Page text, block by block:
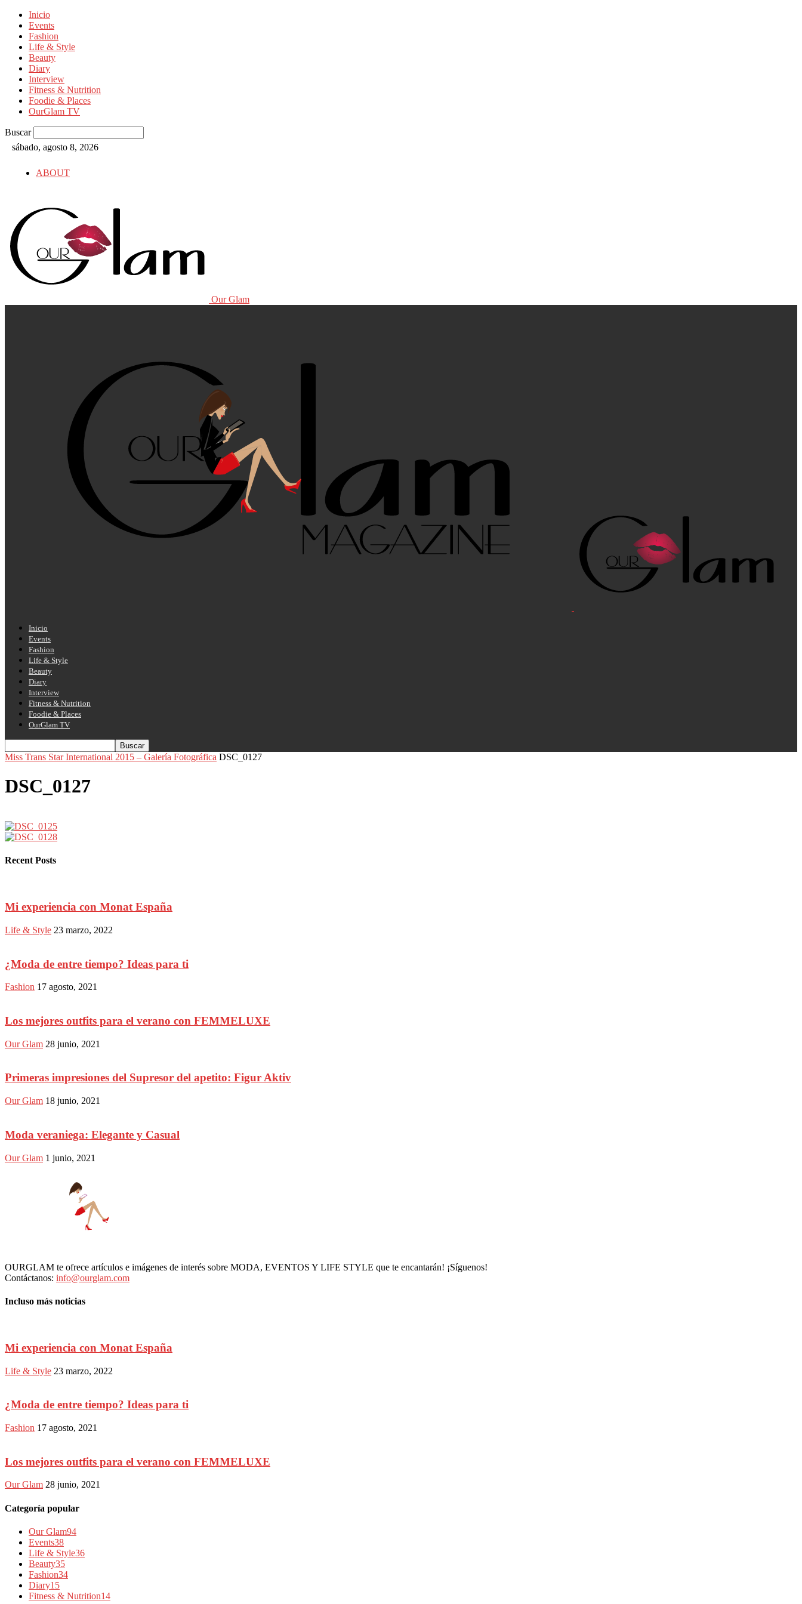
Inicio
Events
Fashion
Life & Style
Beauty
Diary
Interview
Fitness & Nutrition
Foodie & Places
OurGlam TV
Buscar
sábado, agosto 8, 2026
ABOUT
Our Glam
Inicio
Events
Fashion
Life & Style
Beauty
Diary
Interview
Fitness & Nutrition
Foodie & Places
OurGlam TV
Miss Trans Star International 2015 – Galería Fotográfica DSC_0127
DSC_0127
Recent Posts
Mi experiencia con Monat España
Life & Style 23 marzo, 2022
¿Moda de entre tiempo? Ideas para ti
Fashion 17 agosto, 2021
Los mejores outfits para el verano con FEMMELUXE
Our Glam 28 junio, 2021
Primeras impresiones del Supresor del apetito: Figur Aktiv
Our Glam 18 junio, 2021
Moda veraniega: Elegante y Casual
Our Glam 1 junio, 2021
OURGLAM te ofrece artículos e imágenes de interés sobre MODA, EVENTOS Y LIFE STYLE que te encantarán! ¡Síguenos!
Contáctanos: info@ourglam.com
Incluso más noticias
Mi experiencia con Monat España
Life & Style 23 marzo, 2022
¿Moda de entre tiempo? Ideas para ti
Fashion 17 agosto, 2021
Los mejores outfits para el verano con FEMMELUXE
Our Glam 28 junio, 2021
Categoría popular
Our Glam94
Events38
Life & Style36
Beauty35
Fashion34
Diary15
Fitness & Nutrition14